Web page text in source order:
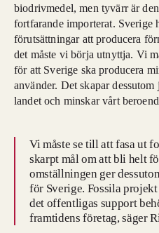
biodrivmedel, men tyvärr är
fortfarande importerat. Sverige
förutsättningar att producera
det måste vi börja utnyttja. Vi
för att Sverige ska producera
använder. Det skapar
landet och minskar vårt
Vi måste se till att fasa ut
skarpt mål om att bli helt
omställningen ger
för Sverige. Fossila
det offentligas support
framtidens företag, säger